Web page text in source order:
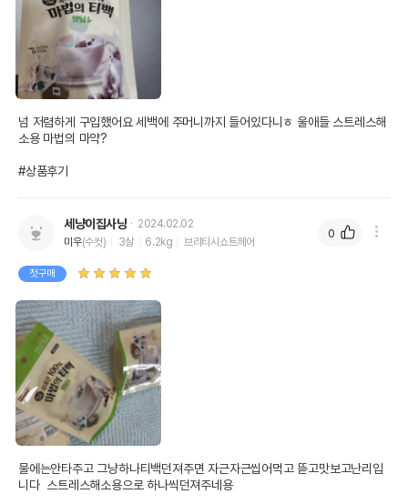
넘 저렴하게 구입했어요 세백에 주머니까지 들어있다니ㅎ 울애들 스트레스해
소용 마법의 마약?
#상품후기
세냥이집사냥
2024.02.02
미우(수컷) 3살 6.2kg 브리티시쇼트헤어
첫구매
물에는안타주고 그냥하나티백던져주면 자근자근씹어먹고 뜯고맛보고난리입
니다  스트레스해소용으로 하나씩던져주네용
0